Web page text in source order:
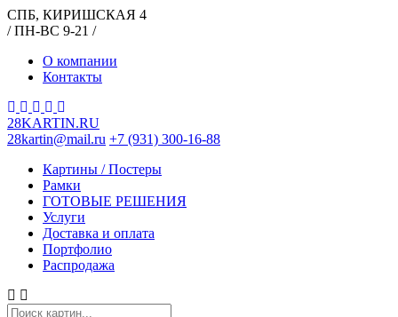
СПБ, КИРИШСКАЯ 4
/ ПН-ВС 9-21 /
О компании
Контакты
28KARTIN.RU
28kartin@mail.ru +7 (931) 300-16-88
Картины / Постеры
Рамки
ГОТОВЫЕ РЕШЕНИЯ
Услуги
Доставка и оплата
Портфолио
Распродажа